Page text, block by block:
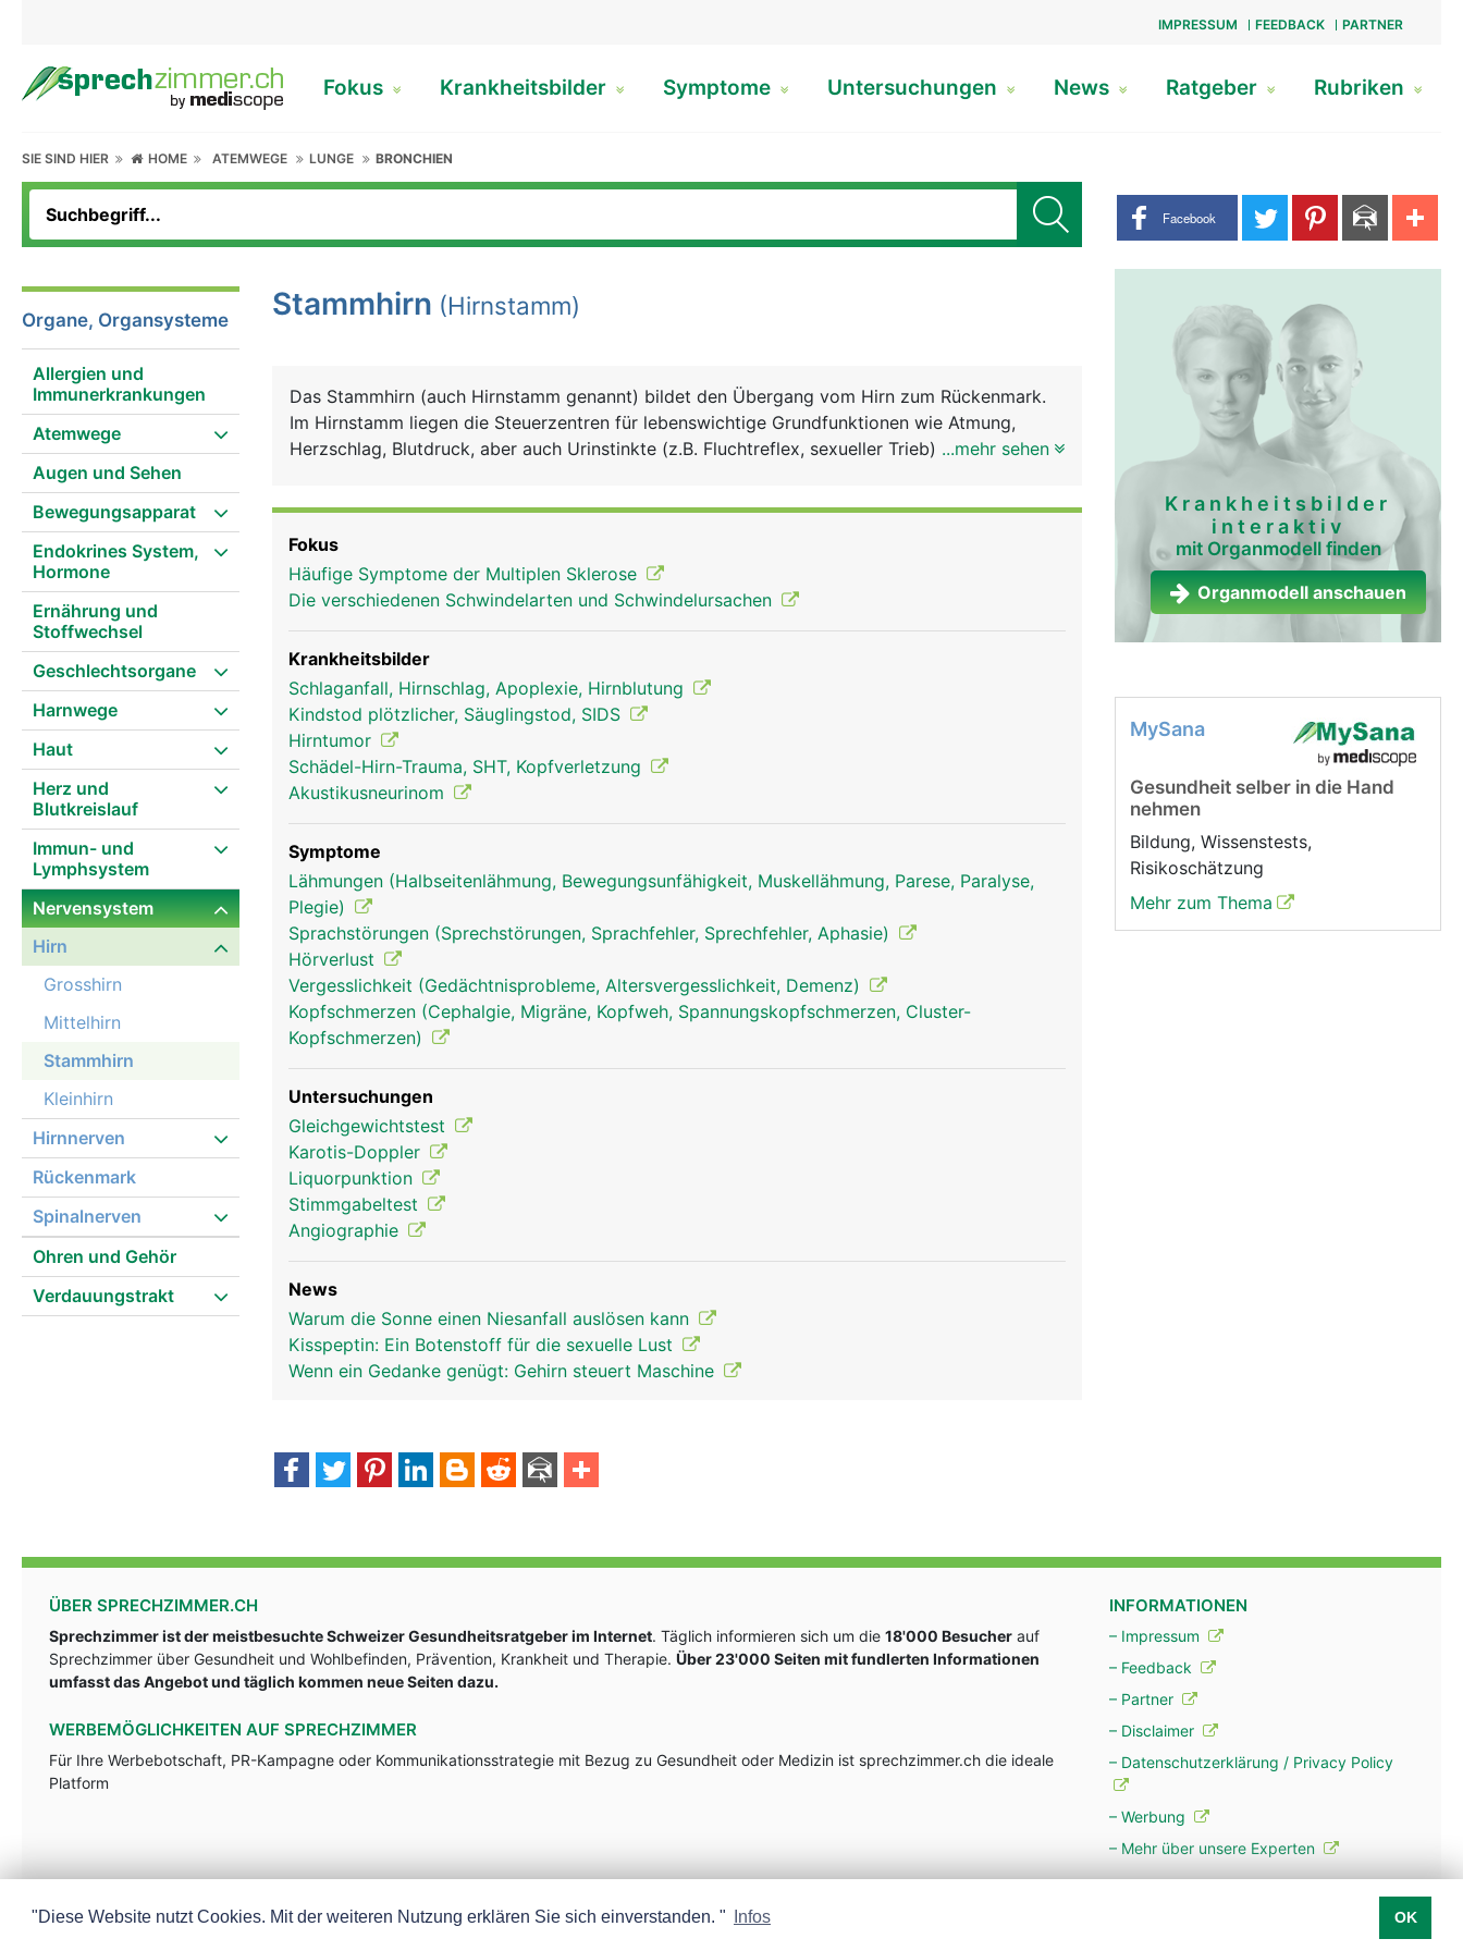
IMPRESSUM FEEDBACK PARTNER
Fokus Krankheitsbilder Symptome Untersuchungen News Ratgeber Rubriken
SIE SIND HIER HOME ATEMWEGE LUNGE BRONCHIEN
Share buttons
Facebook
Organe, Organsysteme
Allergien und
Immunerkrankungen
Atemwege
Augen und Sehen
Bewegungsapparat
Endokrines System,
Hormone
Ernährung und
Stoffwechsel
Geschlechtsorgane
Harnwege
Haut
Herz und
Blutkreislauf
Immun- und
Lymphsystem
Nervensystem
Hirn
Grosshirn
Mittelhirn
Stammhirn
Kleinhirn
Hirnnerven
Rückenmark
Spinalnerven
Ohren und Gehör
Verdauungstrakt
Stammhirn (Hirnstamm)
Das Stammhirn (auch Hirnstamm genannt) bildet den Übergang vom Hirn zum Rückenmark.
Im Hirnstamm liegen die Steuerzentren für lebenswichtige Grundfunktionen wie Atmung,
Herzschlag, Blutdruck, aber auch Urinstinkte (z.B. Fluchtreflex, sexueller Trieb) sowie Reflexe
Stammhirn Frau Stammhirn Mann
...mehr sehen
Fokus
Häufige Symptome der Multiplen Sklerose
Die verschiedenen Schwindelarten und Schwindelursachen
Krankheitsbilder
Schlaganfall, Hirnschlag, Apoplexie, Hirnblutung
Kindstod plötzlicher, Säuglingstod, SIDS
Hirntumor
Schädel-Hirn-Trauma, SHT, Kopfverletzung
Akustikusneurinom
Symptome
Lähmungen (Halbseitenlähmung, Bewegungsunfähigkeit, Muskellähmung, Parese, Paralyse,
Plegie)
Sprachstörungen (Sprechstörungen, Sprachfehler, Sprechfehler, Aphasie)
Hörverlust
Vergesslichkeit (Gedächtnisprobleme, Altersvergesslichkeit, Demenz)
Kopfschmerzen (Cephalgie, Migräne, Kopfweh, Spannungskopfschmerzen, Cluster-
Kopfschmerzen)
Untersuchungen
Gleichgewichtstest
Karotis-Doppler
Liquorpunktion
Stimmgabeltest
Angiographie
News
Warum die Sonne einen Niesanfall auslösen kann
Kisspeptin: Ein Botenstoff für die sexuelle Lust
Wenn ein Gedanke genügt: Gehirn steuert Maschine
Krankheitsbilder
interaktiv
mit Organmodell finden
Organmodell anschauen
MySana
Gesundheit selber in die Hand
nehmen
Bildung, Wissenstests,
Risikoschätzung
Mehr zum Thema
ÜBER SPRECHZIMMER.CH
Sprechzimmer ist der meistbesuchte Schweizer Gesundheitsratgeber im Internet. Täglich informieren sich um die 18'000 Besucher auf
Sprechzimmer über Gesundheit und Wohlbefinden, Prävention, Krankheit und Therapie. Über 23'000 Seiten mit fundlerten Informationen
umfasst das Angebot und täglich kommen neue Seiten dazu.
WERBEMÖGLICHKEITEN AUF SPRECHZIMMER
Für Ihre Werbebotschaft, PR-Kampagne oder Kommunikationsstrategie mit Bezug zu Gesundheit oder Medizin ist sprechzimmer.ch die ideale
Platform
INFORMATIONEN
– Impressum
– Feedback
– Partner
– Disclaimer
– Datenschutzerklärung / Privacy Policy
– Werbung
– Mehr über unsere Experten
"Diese Website nutzt Cookies. Mit der weiteren Nutzung erklären Sie sich einverstanden. " Infos OK